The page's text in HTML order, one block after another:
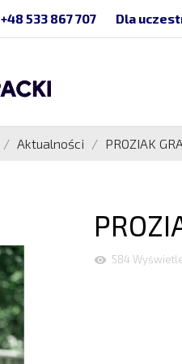
+48 533 867 707 Dla
Aktualności PROZIAK
visibility 584